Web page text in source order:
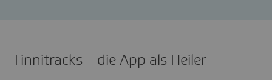
Tinnitracks – die App als Heiler